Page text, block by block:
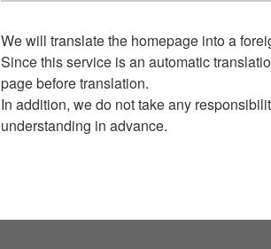
We will translate the homepage into a
Since this service is an automatic
page before translation.
In addition, we do not take any
understanding in advance.